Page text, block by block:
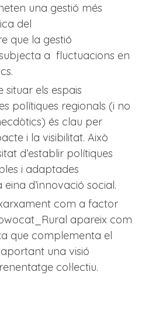
una gestió més
del
que la gestió
a fluctuacions en
situar els espais
polítiques regionals (i no
és clau per
i la visibilitat. Això
d’establir polítiques
i adaptades
d’innovació social.
com a factor
apareix com
que complementa el
una visió
col·lectiu.